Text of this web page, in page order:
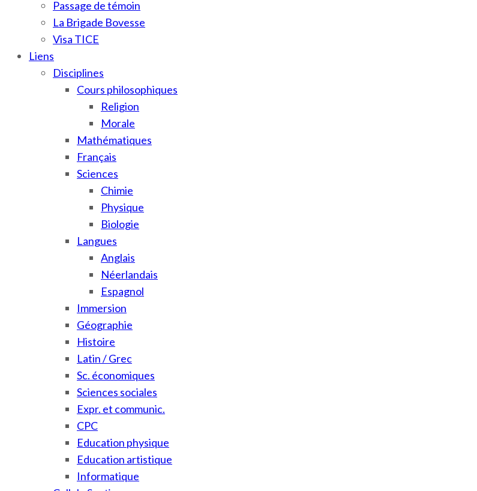
Passage de témoin
La Brigade Bovesse
Visa TICE
Liens
Disciplines
Cours philosophiques
Religion
Morale
Mathématiques
Français
Sciences
Chimie
Physique
Biologie
Langues
Anglais
Néerlandais
Espagnol
Immersion
Géographie
Histoire
Latin / Grec
Sc. économiques
Sciences sociales
Expr. et communic.
CPC
Education physique
Education artistique
Informatique